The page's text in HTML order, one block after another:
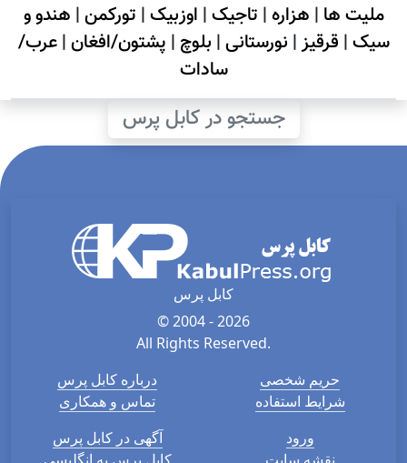
ملیت ها | هزاره| تاجیک| اوزبیک| تورکمن| هندو و
سیک| قرقیز| نورستانی| بلوچ | پشتون/افغان|عرب/
سادات
جستجو در کابل پرس
کابل پرس
© 2004 - 2026
All Rights Reserved.
درباره کابل پرس
تماس و همکاری
حریم شخصی
شرایط استفاده
آگهی در کابل پرس
ورود